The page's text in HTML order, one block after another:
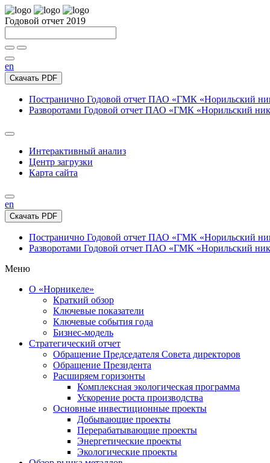
Годовой отчет 2019
en
Скачать PDF
Постранично Годовой отчет ПАО «ГМК «Норильский
Разворотами Годовой отчет ПАО «ГМК «Норильский
Интерактивный анализ
Центр загрузки
Карта сайта
en
Скачать PDF
Постранично Годовой отчет ПАО «ГМК «Норильский
Разворотами Годовой отчет ПАО «ГМК «Норильский
Меню
О «Норникеле»
Краткий обзор
Ключевые показатели
Ключевые события года
Бизнес-модель
Стратегический отчет
Обращение Председателя Совета директоров
Обращение Президента
Расширяем горизонты
Комплексная экологическая программа
Ускорение роста производства
Основные инвестиционные проекты
Добывающие проекты
Перерабатывающие проекты
Энергетические проекты
Экологические проекты